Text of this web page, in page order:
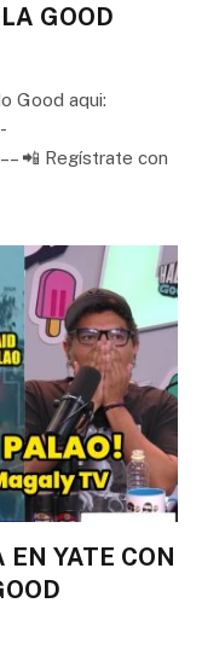
GOOD
Good aqui:
– 📲 Regístrate con
EN YATE CON